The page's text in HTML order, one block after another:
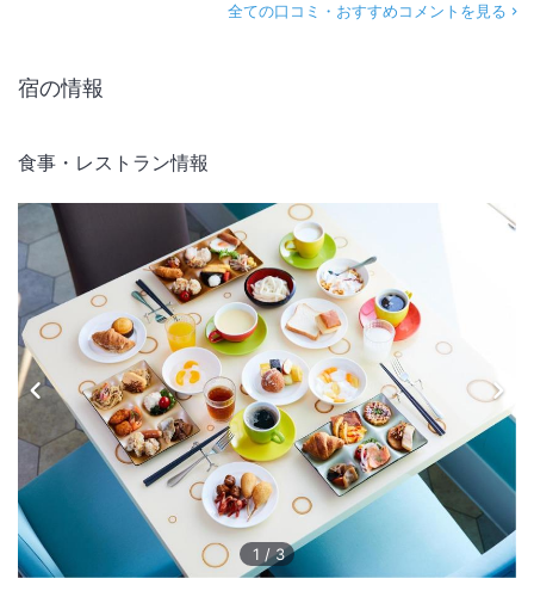
自動火災設備の更新工事のため
2027年1月6日(水) 午前11時、全てのお客様チェックアウト後より休
尚、隣接するシスターホテルのホテル ユニバーサル ポートヴィータは
載しておりますので、ご確認ください。
全ての口コミ・おすすめコメントを見る
宿の情報
食事・レストラン情報
1 /3